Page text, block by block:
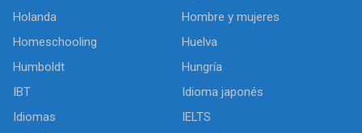
Holanda
Hombre y mujeres
Homeschooling
Huelva
Humboldt
Hungría
IBT
Idioma japonés
Idiomas
IELTS